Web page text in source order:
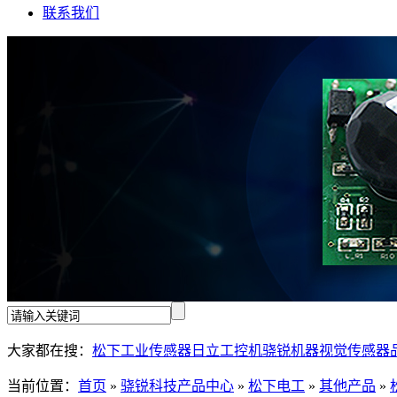
联系我们
大家都在搜： 松下工业传感器 日立工控机骁锐机器视觉传感器
当前位置： 首页 » 骁锐科技产品中心 » 松下电工 » 其他产品 »